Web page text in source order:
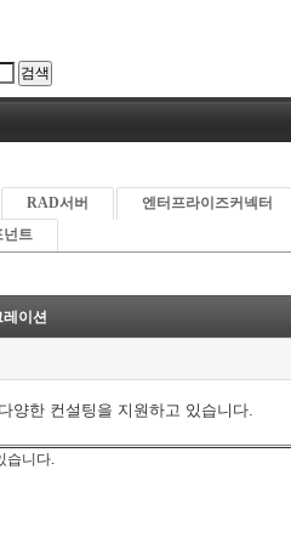
RAD서버 엔터프라이즈커넥터
넌트
이션
양한 컨설팅을 지원하고 있습니다.
습니다.